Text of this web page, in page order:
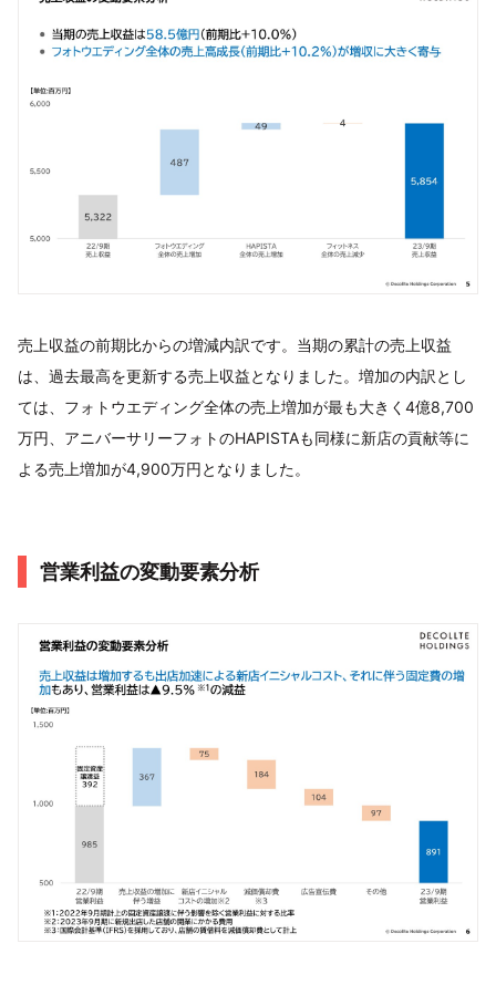
売上収益の前期比からの増減内訳です。当期の累計の売上収益
は、過去最高を更新する売上収益となりました。増加の内訳とし
ては、フォトウエディング全体の売上増加が最も大きく4億8,700
万円、アニバーサリーフォトのHAPISTAも同様に新店の貢献等に
よる売上増加が4,900万円となりました。
営業利益の変動要素分析